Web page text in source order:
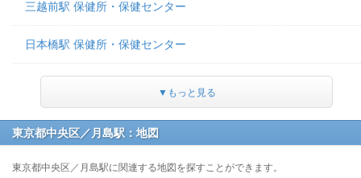
三越前駅 保健所・保健センター
日本橋駅 保健所・保健センター
▼もっと見る
東京都中央区／月島駅：地図
東京都中央区／月島駅に関連する地図を探すことができます。